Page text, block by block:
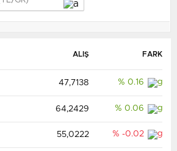
ALIŞ FARK
47,7138 % 0.16
64,2429 % 0.06
55,0222 % -0.02